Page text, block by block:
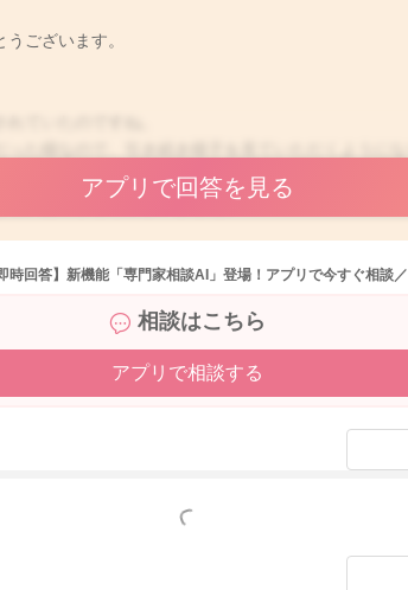
ございます。
り、ありがとうございました。
アプリで回答を見る
時回答】新機能「専門家相談AI」登場！アプリで今すぐ相談／
相談はこちら
アプリで相談する
もっと見る